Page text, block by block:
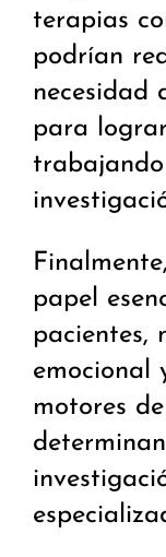
terapias
podrían
necesidad
para
papel
pacientes,
emocional
motores